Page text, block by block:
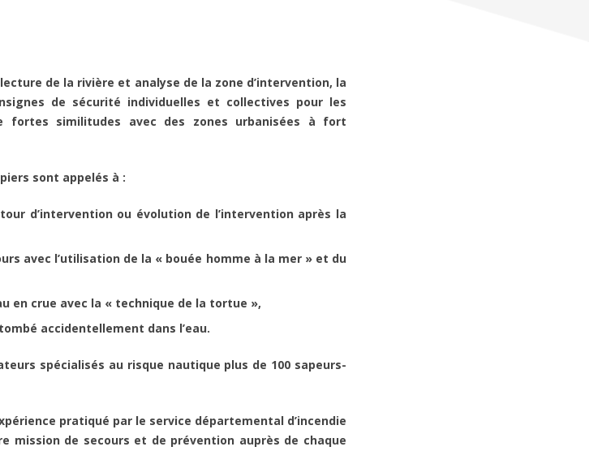
de la rivière et analyse de la zone d’intervention, la
de sécurité individuelles et collectives pour les
fortes similitudes avec des zones urbanisées à fort
sont appelés à :
d’intervention ou évolution de l’intervention après la
avec l’utilisation de la « bouée homme à la mer » et du
en crue avec la « technique de la tortue »,
accidentellement dans l’eau.
spécialisés au risque nautique plus de 100 sapeurs-
pratiqué par le service départemental d’incendie
mission de secours et de prévention auprès de chaque